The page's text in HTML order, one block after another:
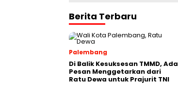
Berita Terbaru
Palembang
Di Balik Kesuksesan TMMD, Ada
Pesan Menggetarkan dari
Ratu Dewa untuk Prajurit TNI